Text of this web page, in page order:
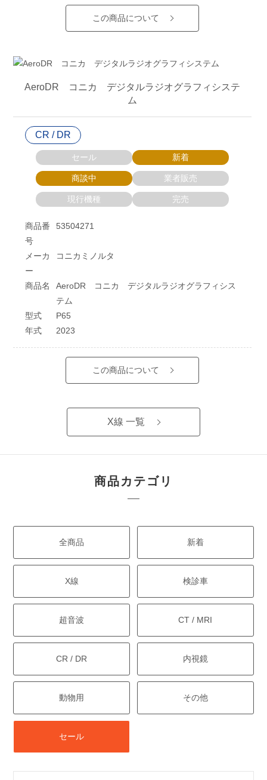
この商品について
AeroDR コニカ デジタルラジオグラフィシステ
ム
CR / DR
セール 新着
商談中 業者販売
現行機種 完売
商品番
号
53504271
メーカ
ー
コニカミノルタ
商品名
AeroDR コニカ デジタルラジオグラフィシス
テム
型式
P65
年式
2023
この商品について
X線 一覧
商品カテゴリ
全商品 新着
X線 検診車
超音波 CT / MRI
CR / DR 内視鏡
動物用 その他
セール